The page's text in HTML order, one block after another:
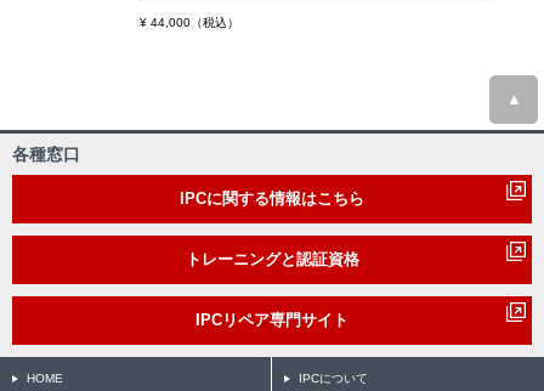
¥ 44,000（税込）
▲
各種窓口
IPCに関する情報はこちら
トレーニングと認証資格
IPCリペア専門サイト
HOME IPCについて